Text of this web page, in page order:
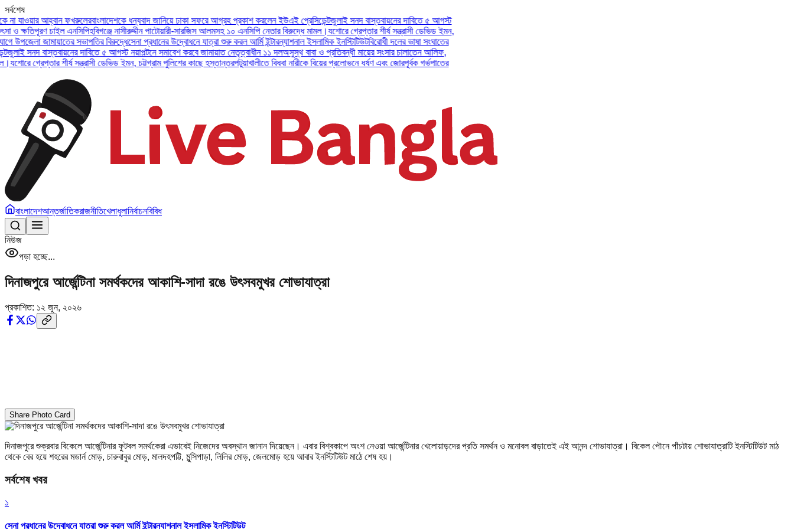
সর্বশেষ
যাওয়ার আহ্বান ফখরুলেরবাংলাদেশকে ধন্যবাদ জানিয়ে ঢাকা সফরে আগ্রহ প্রকাশ করলেন ইউএই প্রেসিডেন্টজুলাই সনদ বাস্তবায়নের দাবিতে ৫ আগস্ট
চাইল এনসিপিহবিগঞ্জে নাসীরুদ্দীন পাটোয়ারী-সারজিস আলমসহ ১০ এনসিপি নেতার বিরুদ্ধে মামল।যশোরে গ্রেপ্তার শীর্ষ সন্ত্রাসী ডেভিড ইমন,
জামায়াতের সভাপতির বিরুদ্ধেসেনা প্রধানের উদ্বোধনে যাত্রা শুরু করল আর্মি ইন্টারন্যাশনাল ইসলামিক ইনস্টিটিউটবিরোধী দলের ভাষা সংঘাতের
সনদ বাস্তবায়নের দাবিতে ৫ আগস্ট নয়াপল্টনে সমাবেশ করবে জামায়াত নেতৃত্বাধীন ১১ দল অসুস্থ বাবা ও প্রতিবন্ধী মায়ের সংসার চালাতেন আলিফ,
গ্রেপ্তার শীর্ষ সন্ত্রাসী ডেভিড ইমন, চট্টগ্রাম পুলিশের কাছে হস্তান্তরপটুয়াখালীতে বিধবা নারীকে বিয়ের প্রলোভনে ধর্ষণ এবং জোরপূর্বক গর্ভপাতের
বাংলাদেশআন্তর্জাতিকরাজনীতিখেলাধুলানির্বাচনবিবিধ
নিউজ
পড়া হচ্ছে...
দিনাজপুরে আর্জেন্টিনা সমর্থকদের আকাশি-সাদা রঙে উৎসবমুখর শোভাযাত্রা
প্রকাশিত: ১২ জুন, ২০২৬
Share Photo Card
দিনাজপুরে শুক্রবার বিকেলে আর্জেন্টিনার ফুটবল সমর্থকেরা এভাবেই নিজেদের অবস্থান জানান দিয়েছেন। এবার বিশ্বকাপে অংশ নেওয়া আর্জেন্টিনার খেলোয়াড়দের প্রতি সমর্থন ও মনোবল বাড়াতেই এই আনন্দ শোভাযাত্রা। বিকেল পৌনে পাঁচটায় শোভাযাত্রাটি ইনস্টিটিউট মাঠ
থেকে বের হয়ে শহরের মডার্ন মোড়, চারুবাবুর মোড়, মালদহপট্টি, মুন্সিপাড়া, লিলির মোড়, জেলমোড় হয়ে আবার ইনস্টিটিউট মাঠেশেষ হয়।
সর্বশেষ খবর
১
সেনা প্রধানের উদ্বোধনে যাত্রা শুরু করল আর্মি ইন্টারন্যাশনাল ইসলামিক ইনস্টিটিউট